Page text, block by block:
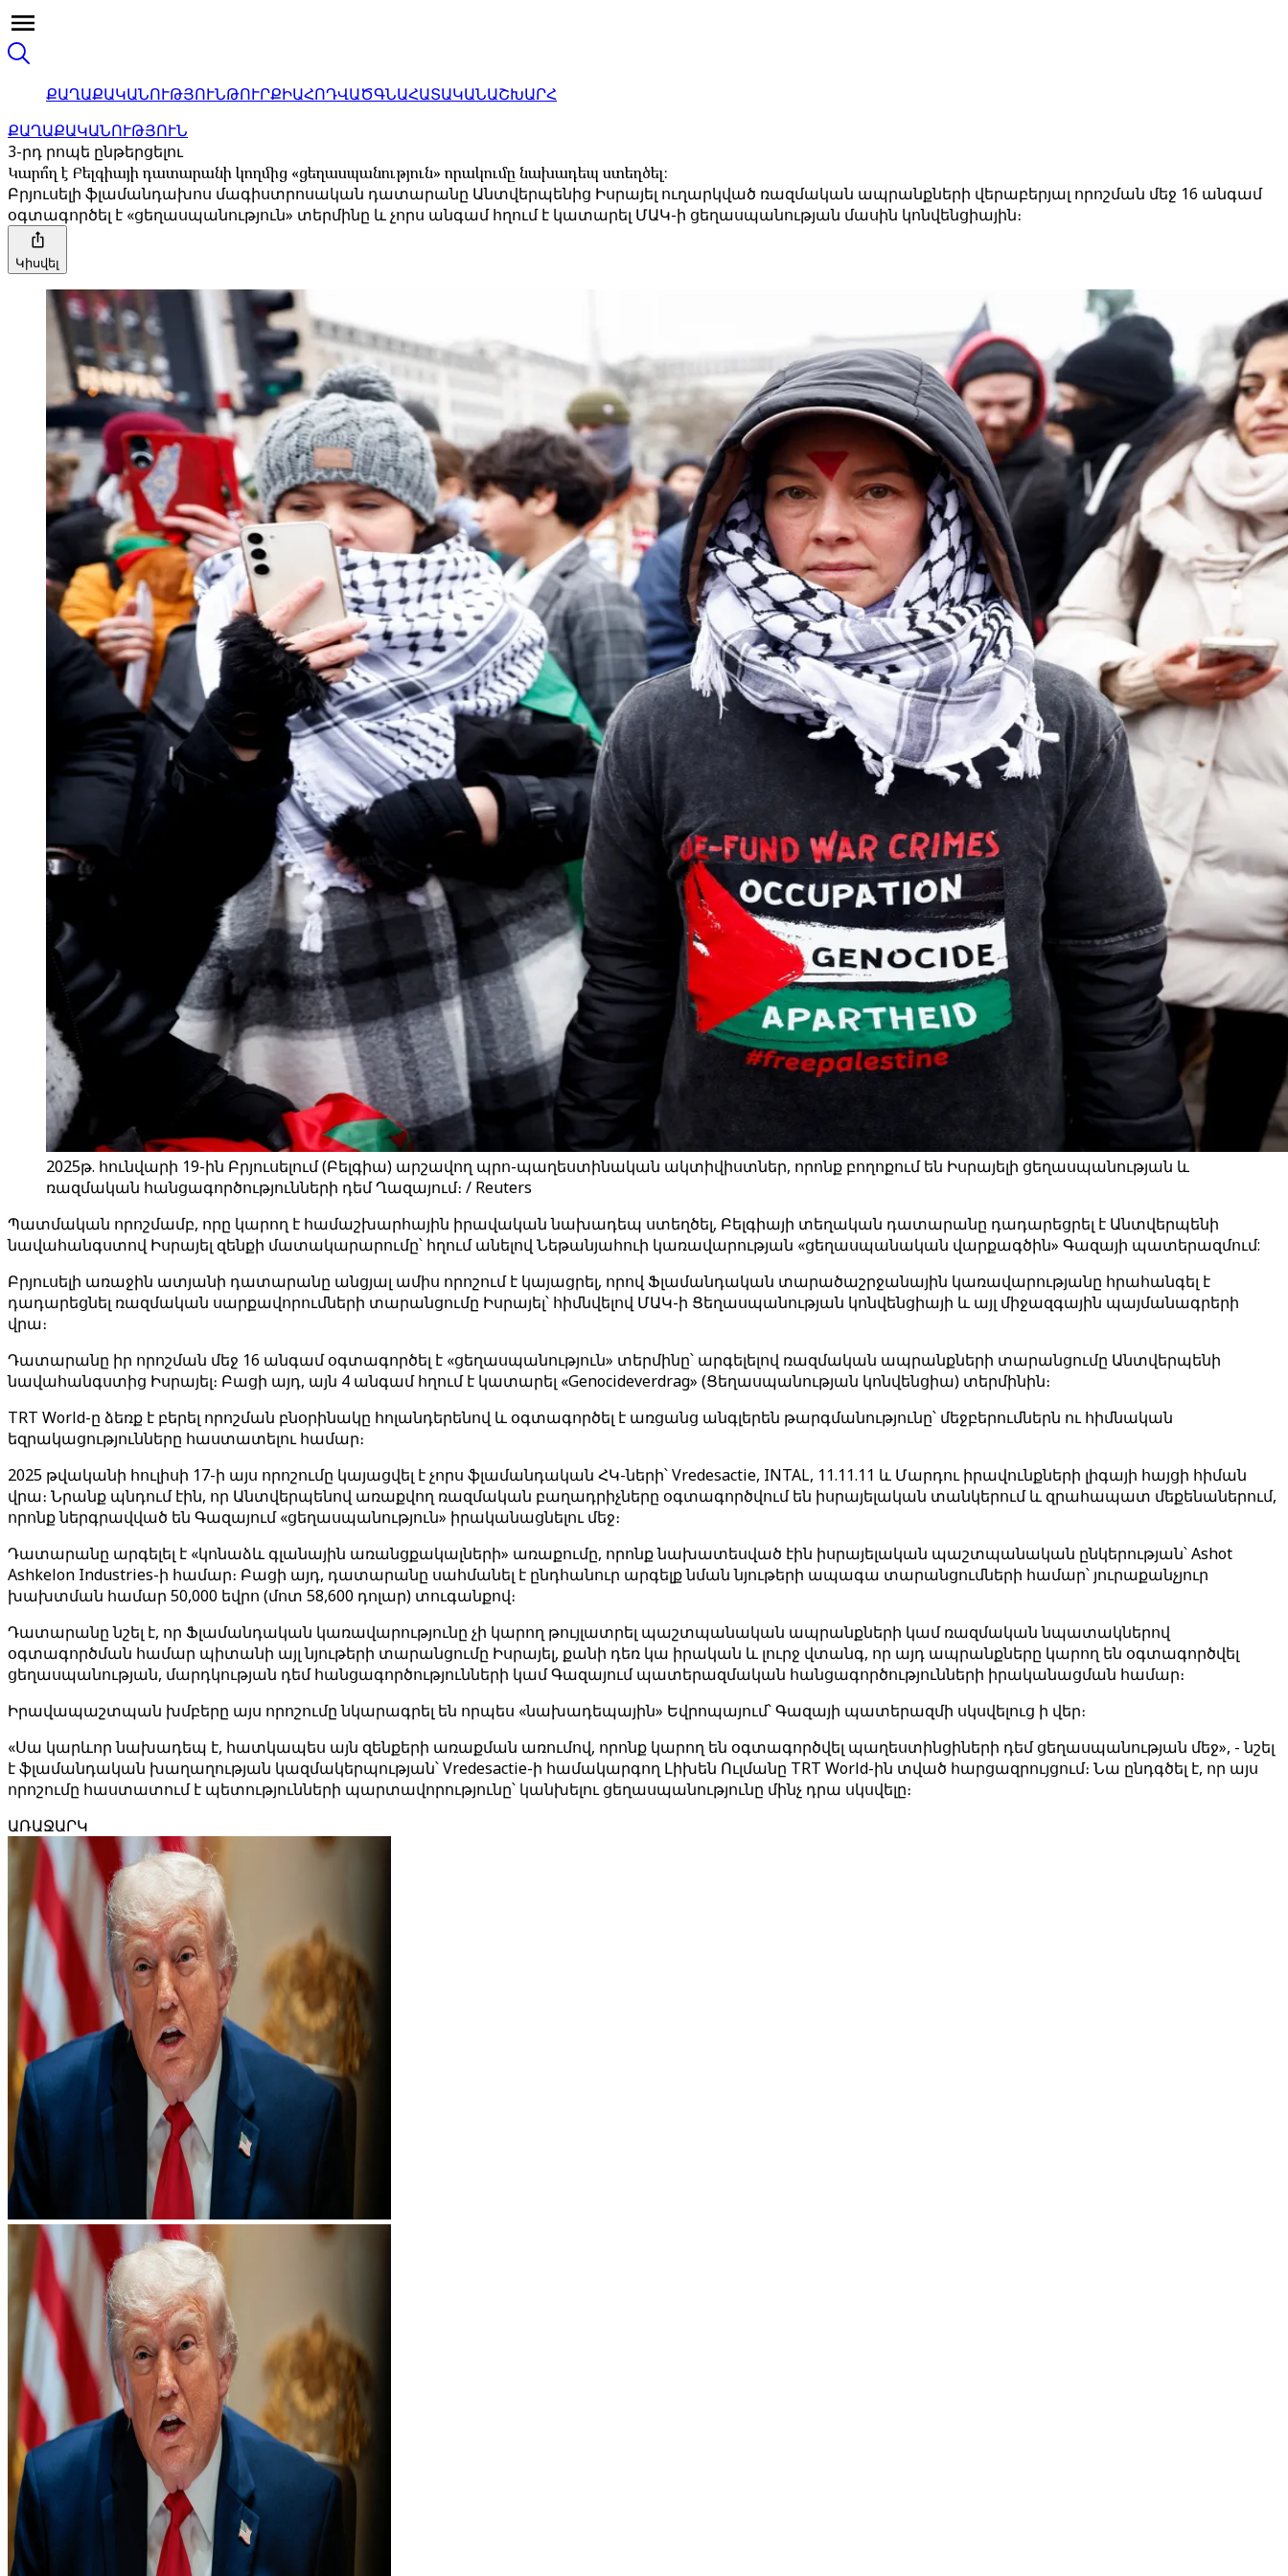
ՔԱՂԱՔԱԿԱՆՈՒԹՅՈՒՆԹՈՒՐՔԻԱՀՈԴՎԱԾԳՆԱՀԱՏԱԿԱՆԱՇԽԱՐՀ
ՔԱՂԱՔԱԿԱՆՈՒԹՅՈՒՆ
3-րդ րոպե ընթերցելու
Կարո՞ղ է Բելգիայի դատարանի կողմից «ցեղասպանություն» որակումը նախադեպ ստեղծել։
Բրյուսելի ֆլամանդախոս մագիստրոսական դատարանը Անտվերպենից Իսրայել ուղարկված ռազմական ապրանքների վերաբերյալ որոշման մեջ 16 անգամ
օգտագործել է «ցեղասպանություն» տերմինը և չորս անգամ հղում է կատարել ՄԱԿ-ի ցեղասպանության մասին կոնվենցիային։
Կիսվել
2025թ. հունվարի 19-ին Բրյուսելում (Բելգիա) արշավող պրո-պաղեստինական ակտիվիստներ, որոնք բողոքում են Իսրայելի ցեղասպանության և
ռազմական հանցագործությունների դեմ Ղազայում։ / Reuters
Պատմական որոշմամբ, որը կարող է համաշխարհային իրավական նախադեպ ստեղծել, Բելգիայի տեղական դատարանը դադարեցրել է Անտվերպենի
նավահանգստով Իսրայել զենքի մատակարարումը՝ հղում անելով Նեթանյահուի կառավարության «ցեղասպանական վարքագծին» Գազայի պատերազմում:
Բրյուսելի առաջին ատյանի դատարանը անցյալ ամիս որոշում է կայացրել, որով Ֆլամանդական տարածաշրջանային կառավարությանը հրահանգել է
դադարեցնել ռազմական սարքավորումների տարանցումը Իսրայել՝ հիմնվելով ՄԱԿ-ի Ցեղասպանության կոնվենցիայի և այլ միջազգային պայմանագրերի
վրա։
Դատարանը իր որոշման մեջ 16 անգամ օգտագործել է «ցեղասպանություն» տերմինը՝ արգելելով ռազմական ապրանքների տարանցումը Անտվերպենի
նավահանգստից Իսրայել։ Բացի այդ, այն 4 անգամ հղում է կատարել «Genocideverdrag» (Ցեղասպանության կոնվենցիա) տերմինին։
TRT World-ը ձեռք է բերել որոշման բնօրինակը հոլանդերենով և օգտագործել է առցանց անգլերեն թարգմանությունը՝ մեջբերումներն ու հիմնական
եզրակացությունները հաստատելու համար։
2025 թվականի հուլիսի 17-ի այս որոշումը կայացվել է չորս ֆլամանդական ՀԿ-ների՝ Vredesactie, INTAL, 11.11.11 և Մարդու իրավունքների լիգայի հայցի հիման
վրա։ Նրանք պնդում էին, որ Անտվերպենով առաքվող ռազմական բաղադրիչները օգտագործվում են իսրայելական տանկերում և զրահապատ մեքենաներում,
որոնք ներգրավված են Գազայում «ցեղասպանություն» իրականացնելու մեջ։
Դատարանը արգելել է «կոնաձև գլանային առանցքակալների» առաքումը, որոնք նախատեսված էին իսրայելական պաշտպանական ընկերության՝ Ashot
Ashkelon Industries-ի համար։ Բացի այդ, դատարանը սահմանել է ընդհանուր արգելք նման նյութերի ապագա տարանցումների համար՝ յուրաքանչյուր
խախտման համար 50,000 եվրո (մոտ 58,600 դոլար) տուգանքով։
Դատարանը նշել է, որ Ֆլամանդական կառավարությունը չի կարող թույլատրել պաշտպանական ապրանքների կամ ռազմական նպատակներով
օգտագործման համար պիտանի այլ նյութերի տարանցումը Իսրայել, քանի դեռ կա իրական և լուրջ վտանգ, որ այդ ապրանքները կարող են օգտագործվել
ցեղասպանության, մարդկության դեմ հանցագործությունների կամ Գազայում պատերազմական հանցագործությունների իրականացման համար։
Իրավապաշտպան խմբերը այս որոշումը նկարագրել են որպես «նախադեպային» Եվրոպայում՝ Գազայի պատերազմի սկսվելուց ի վեր։
«Սա կարևոր նախադեպ է, հատկապես այն զենքերի առաքման առումով, որոնք կարող են օգտագործվել պաղեստինցիների դեմ ցեղասպանության մեջ», - նշել
է ֆլամանդական խաղաղության կազմակերպության՝ Vredesactie-ի համակարգող Լիխեն Ուլմանը TRT World-ին տված հարցազրույցում։ Նա ընդգծել է, որ այս
որոշումը հաստատում է պետությունների պարտավորությունը՝ կանխելու ցեղասպանությունը մինչ դրա սկսվելը։
ԱՌԱՋԱՐԿ